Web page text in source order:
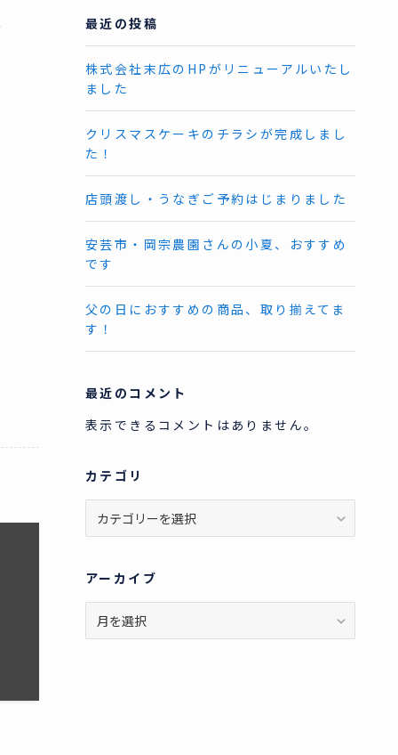
最近の投稿
株式会社末広のHPがリニューアルいたし
ました
クリスマスケーキのチラシが完成しまし
た！
店頭渡し・うなぎご予約はじまりました
安芸市・岡宗農園さんの小夏、おすすめ
です
父の日におすすめの商品、取り揃えてま
す！
最近のコメント
表示できるコメントはありません。
カテゴリ
テ
アーカイブ
ー